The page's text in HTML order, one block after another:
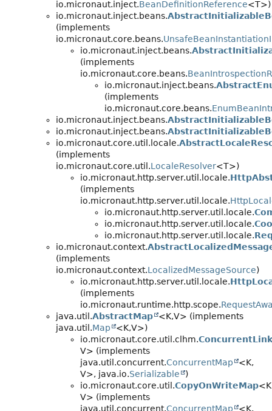
io.micronaut.inject.BeanDefinitionReference<T>)
io.micronaut.inject.beans.
(implements
io.micronaut.core.beans.
io.micronaut.inject.beans.
(implements
io.micronaut.core.beans.
io.micronaut.inject.beans.
(implements
io.micronaut.core.beans.
io.micronaut.inject.beans.
io.micronaut.inject.beans.
io.micronaut.core.util.locale.
(implements
io.micronaut.core.util.LocaleResolver<T>)
io.micronaut.http.server.util.locale.
(implements
io.micronaut.http.server.util.locale.
io.micronaut.http.server.util.locale.
io.micronaut.http.server.util.locale.
io.micronaut.http.server.util.locale.
io.micronaut.context.
(implements
io.micronaut.context.LocalizedMessageSource)
io.micronaut.http.server.util.locale.
(implements
io.micronaut.runtime.http.scope.
java.util.AbstractMap <K,V> (implements
java.util.Map <K,V>)
io.micronaut.core.util.clhm.
V> (implements
java.util.concurrent.ConcurrentMap
<K,
V>, java.io.Serializable
)
io.micronaut.core.util.CopyOnWriteMap
V> (implements
java.util.concurrent.ConcurrentMap
<K,